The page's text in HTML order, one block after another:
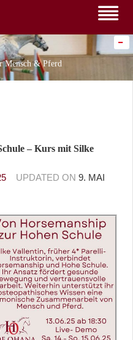
Mensch & Pferd
-
– Kurs mit Silke
UPDATED ON 9. MAI